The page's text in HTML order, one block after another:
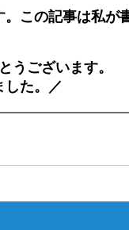
この記事は私が
うございます。
した。／